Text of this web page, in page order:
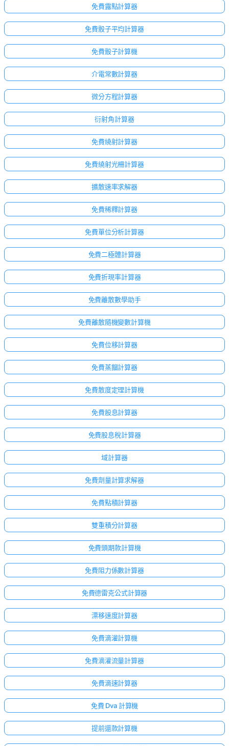
免費露點計算器
免費骰子平均計算器
免費骰子計算機
介電常數計算器
微分方程計算器
衍射角計算器
免費繞射計算器
免費繞射光柵計算器
擴散速率求解器
免費稀釋計算器
免費單位分析計算器
免費二極體計算器
免費折現率計算器
免費離散數學助手
免費離散隨機變數計算機
免費位移計算器
免費蒸餾計算器
免費散度定理計算機
免費股息計算器
免費股息稅計算器
域計算器
免費劑量計算求解器
免費點積計算器
雙重積分計算器
免費頭期款計算機
免費阻力係數計算器
免費德雷克公式計算器
漂移速度計算器
免費滴灌計算機
免費滴灌流量計算器
免費滴速計算器
免費 Dva 計算機
提前還款計算機